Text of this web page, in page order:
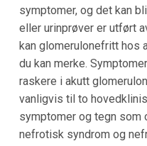
symptomer, og det kan
eller urinprøver er utført
kan glomerulonefritt hos
du kan merke.
raskere i akutt
vanligvis til to
symptomer og tegn som
nefrotisk syndrom og